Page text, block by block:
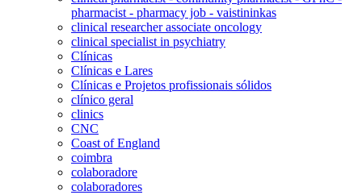
pharmacist - pharmacy job - vaistininkas
clinical researcher associate oncology
clinical specialist in psychiatry
Clínicas
Clínicas e Lares
Clínicas e Projetos profissionais sólidos
clínico geral
clinics
CNC
Coast of England
coimbra
colaboradore
colaboradores